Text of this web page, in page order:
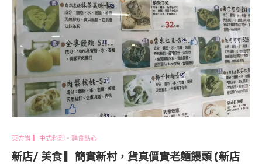
東方胃 ▎中式料理。麵食點心
新店/ 美食 ▎簡實新村，貨真價實老麵饅頭 (新店